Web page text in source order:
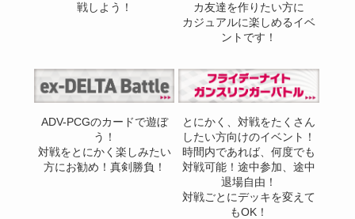
戦しよう！
カ友達を作りたい方に
カジュアルに楽しめるイベ
ントです！
ADV-PCGのカードで遊ぼ
う！
対戦をとにかく楽しみたい
方にお勧め！真剣勝負！
とにかく、対戦をたくさん
したい方向けのイベント！
時間内であれば、何度でも
対戦可能！途中参加、途中
退場自由！
対戦ごとにデッキを変えて
もOK！